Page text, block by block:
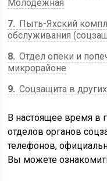
Молодёжная
7
Пыть-Яхский
обслуживания
8 Отдел опеки и
микрорайоне
9 Соцзащита в
В настоящее время в
отделов органов
телефонов,
Вы можете